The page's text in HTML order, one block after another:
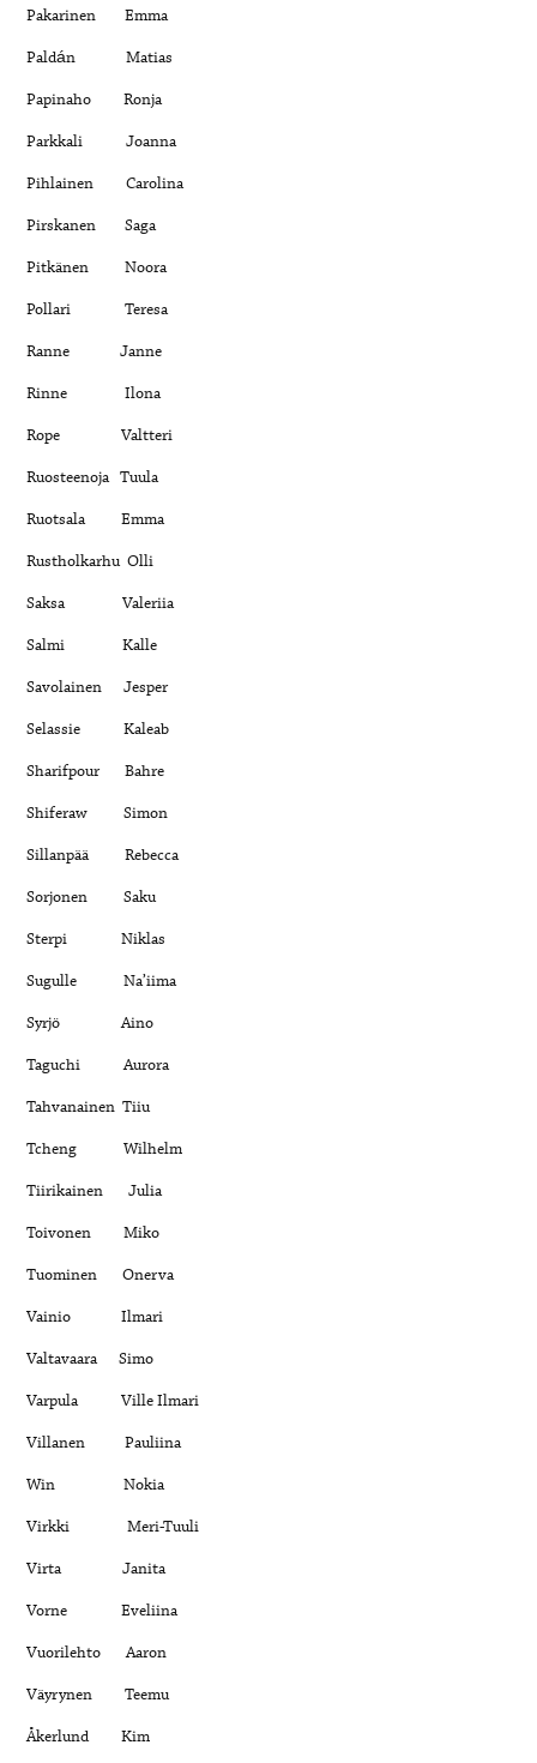
Pakarinen Emma
Paldán Matias
Papinaho Ronja
Parkkali Joanna
Pihlainen Carolina
Pirskanen Saga
Pitkänen Noora
Pollari Teresa
Ranne Janne
Rinne Ilona
Rope Valtteri
Ruosteenoja Tuula
Ruotsala Emma
Rustholkarhu Olli
Saksa Valeriia
Salmi Kalle
Savolainen Jesper
Selassie Kaleab
Sharifpour Bahre
Shiferaw Simon
Sillanpää Rebecca
Sorjonen Saku
Sterpi Niklas
Sugulle Na’iima
Syrjö Aino
Taguchi Aurora
Tahvanainen Tiiu
Tcheng Wilhelm
Tiirikainen Julia
Toivonen Miko
Tuominen Onerva
Vainio Ilmari
Valtavaara Simo
Varpula Ville Ilmari
Villanen Pauliina
Win Nokia
Virkki Meri-Tuuli
Virta Janita
Vorne Eveliina
Vuorilehto Aaron
Väyrynen Teemu
Åkerlund Kim